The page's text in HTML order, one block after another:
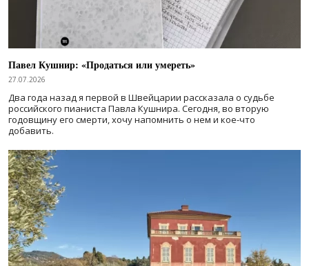
Павел Кушнир: «Продаться или умереть»
27.07.2026
Два года назад я первой в Швейцарии рассказала о судьбе
российского пианиста Павла Кушнира. Сегодня, во вторую
годовщину его смерти, хочу напомнить о нем и кое-что
добавить.